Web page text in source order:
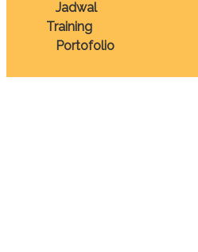
Jadwal
Training
Portofolio